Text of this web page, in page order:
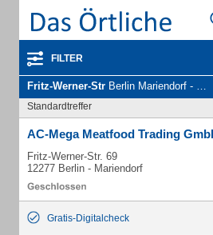
FILTER
Fritz-Werner-Str Berlin Mariendorf - Unternehmen und Personen
Standardtreffer
AC-Mega Meatfood Trading
Fritz-Werner-Str. 69
12277 Berlin - Mariendorf
Gratis-Digitalcheck